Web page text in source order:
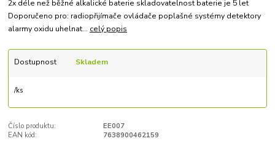
2x déle než běžné alkalické baterie skladovatelnost baterie je 5 let
Doporučeno pro: radiopřijímače ovládače poplašné systémy detektory
alarmy oxidu uhelnat... celý popis
Dostupnost Skladem
/ks
Číslo produktu:
EE007
EAN kód:
7638900462159